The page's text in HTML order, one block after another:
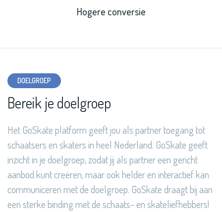
Hogere conversie
DOELGROEP
Bereik je doelgroep
Het GoSkate platform geeft jou als partner toegang tot
schaatsers en skaters in heel Nederland. GoSkate geeft
inzicht in je doelgroep, zodat jij als partner een gericht
aanbod kunt creëren, maar ook helder en interactief kan
communiceren met de doelgroep. GoSkate draagt bij aan
een sterke binding met de schaats- en skateliefhebbers!